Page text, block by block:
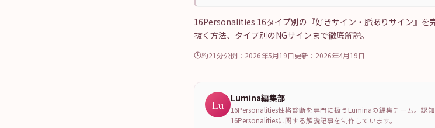
16Personalities 16タイプ別の『好きサイン・脈ありサイン』を
抜く方法、タイプ別のNGサインまで徹底解説。
約21分公開： 2026年5月19日更新： 2026年4月19日
Lu Lumina編集部
16Personalities性格診断を専門に扱うLuminaの編集チーム。認
16Personalitiesに関する解説記事を制作しています。